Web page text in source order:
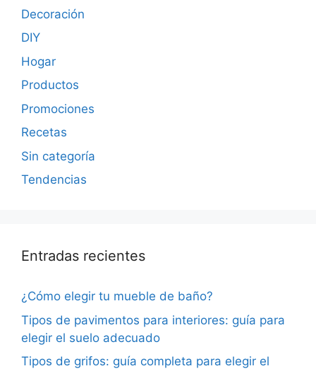
Decoración
DIY
Hogar
Productos
Promociones
Recetas
Sin categoría
Tendencias
Entradas recientes
¿Cómo elegir tu mueble de baño?
Tipos de pavimentos para interiores: guía para
elegir el suelo adecuado
Tipos de grifos: guía completa para elegir el